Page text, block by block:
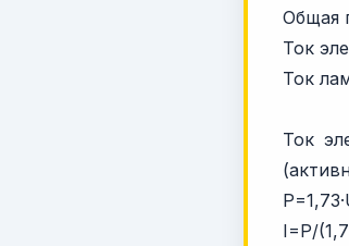
Общая
Ток
Ток
Ток
I=P/